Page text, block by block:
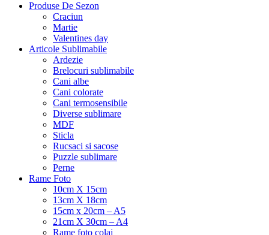
Produse De Sezon
Craciun
Martie
Valentines day
Articole Sublimabile
Ardezie
Brelocuri sublimabile
Cani albe
Cani colorate
Cani termosensibile
Diverse sublimare
MDF
Sticla
Rucsaci si sacose
Puzzle sublimare
Perne
Rame Foto
10cm X 15cm
13cm X 18cm
15cm x 20cm – A5
21cm X 30cm – A4
Rame foto colaj